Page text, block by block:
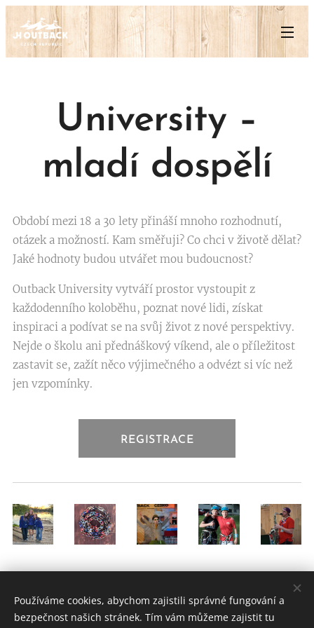
University –
mladí dospělí
Období mezi 18 a 30 lety přináší mnoho rozhodnutí,
otázek a možností. Kam směřuji? Co chci v životě dělat?
Jaké hodnoty budou utvářet mou budoucnost?
Outback University vytváří prostor vystoupit z
každodenního koloběhu, poznat nové lidi, získat
inspiraci a podívat se na svůj život z nové perspektivy.
Nejde o školu ani přednáškový víkend, ale o příležitost
zastavit se, zažít něco výjimečného a odvézt si víc než
jen vzpomínky.
REGISTRACE
Používáme cookies, abychom zajistili správné fungování a
bezpečnost našich stránek. Tím vám můžeme zajistit tu